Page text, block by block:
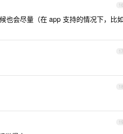
16
也会尽量（在 app 支持的情况下，比如
17
18
19